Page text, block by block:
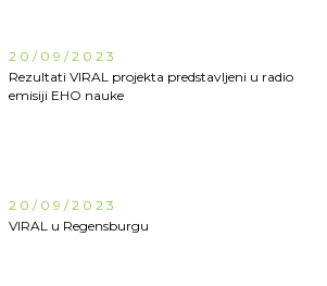
20/09/2023
Rezultati VIRAL projekta predstavljeni u radio
emisiji EHO nauke
20/09/2023
VIRAL u Regensburgu